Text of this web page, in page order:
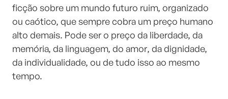
ficção sobre um mundo futuro ruim, organizado
ou caótico, que sempre cobra um preço humano
alto demais. Pode ser o preço da liberdade, da
memória, da linguagem, do amor, da dignidade,
da individualidade, ou de tudo isso ao mesmo
tempo.